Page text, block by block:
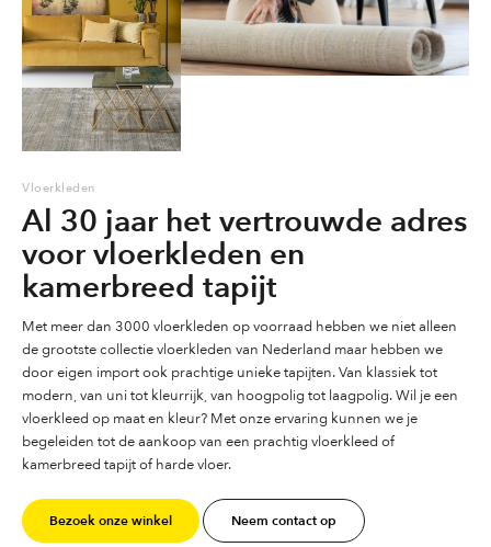
KLEUREN :Kleuren kunnen enigszins afwijken.
LEVERTIJDEN : Alle 8 kleuren van de Essaouira worden
in 170 x 240 cm op voorraad gehouden.
weken.
TECHNISCHE :Enkeldraads geknoopt.
Elk knoopje bevat 2 wollen pooldraden
die samen het loopvlak vormen.
De knoopdichtheid is ca. 16/16 per dm2
ofwel, ca. 16x16x100 = ca. 25.600
knopen p m2.
Gewicht: ca. 4,7 kg per m2.
Vloerkleden
Al 30 jaar het vertrouwde adres
voor vloerkleden en
kamerbreed tapijt
Met meer dan 3000 vloerkleden op voorraad hebben we niet alleen
de grootste collectie vloerkleden van Nederland maar hebben we
door eigen import ook prachtige unieke tapijten. Van klassiek tot
modern, van uni tot kleurrijk, van hoogpolig tot laagpolig. Wil je een
vloerkleed op maat en kleur? Met onze ervaring kunnen we je
begeleiden tot de aankoop van een prachtig vloerkleed of
kamerbreed tapijt of harde vloer.
Bezoek onze winkel Neem contact op